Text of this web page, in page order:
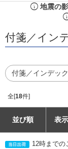
info 地震の
付箋／イン
付箋／インデッ
全[18件]
並び順 表
12時までの